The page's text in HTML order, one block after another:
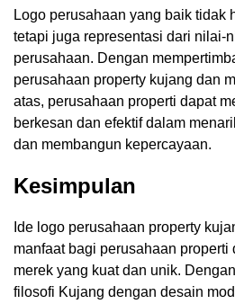
Logo perusahaan yang baik tidak
tetapi juga representasi dari nilai-
perusahaan. Dengan
perusahaan property kujang dan
atas, perusahaan properti dapat
berkesan dan efektif dalam
dan membangun kepercayaan.
Kesimpulan
Ide logo perusahaan property
manfaat bagi perusahaan properti
merek yang kuat dan unik.
filosofi Kujang dengan desain